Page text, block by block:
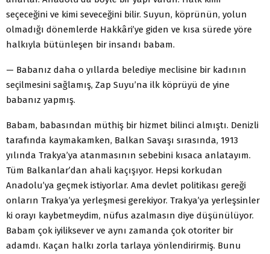
seçeceğini ve kimi seveceğini bilir. Suyun, köprünün, yolun
olmadığı dönemlerde Hakkâri’ye giden ve kısa sürede yöre
halkıyla bütünleşen bir insandı babam.
— Babanız daha o yıllarda belediye meclisine bir kadının
seçilmesini sağlamış, Zap Suyu’na ilk köprüyü de yine
babanız yapmış.
Babam, babasından müthiş bir hizmet bilinci almıştı. Denizli
tarafında kaymakamken, Balkan Savaşı sırasında, 1913
yılında Trakya’ya atanmasının sebebini kısaca anlatayım.
Tüm Balkanlar’dan ahali kaçışıyor. Hepsi korkudan
Anadolu’ya geçmek istiyorlar. Ama devlet politikası gereği
onların Trakya’ya yerleşmesi gerekiyor. Trakya’ya yerleşsinler
ki orayı kaybetmeydim, nüfus azalmasın diye düşünülüyor.
Babam çok iyiliksever ve aynı zamanda çok otoriter bir
adamdı. Kaçan halkı zorla tarlaya yönlendirirmiş. Bunu